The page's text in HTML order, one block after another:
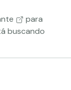
para
buscando